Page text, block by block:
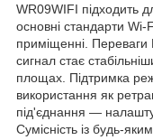
WR09WIFI підходить
основні стандарти
приміщенні.
сигнал стає
площах. Підтримка
використання як
під'єднання —
Сумісність із будь-